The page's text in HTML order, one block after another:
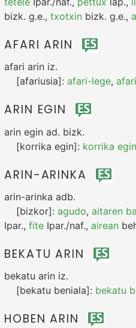
bizk. g.e., txotxin bizk. g.e.,
AFARI ARIN
afari arin iz.
[afariusia]: afari-lege,
ARIN EGIN
arin egin ad. bizk.
[korrika egin]: korrika egin
ARIN-ARINKA
arin-arinka adb.
[bizkor]: agudo, aitaren
Ipar., fite Ipar./naf., airean
BEKATU ARIN
bekatu arin iz.
[bekatu beniala]: bekatu
HOBEN ARIN